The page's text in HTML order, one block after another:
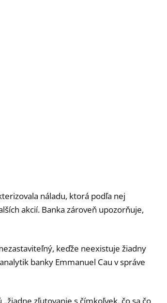
náladu, ktorá podľa nej
akcií. Banka zároveň upozorňuje,
keďže neexistuje žiadny
banky Emmanuel Cau v správe
zľutovanie s čímkoľvek, čo sa čo